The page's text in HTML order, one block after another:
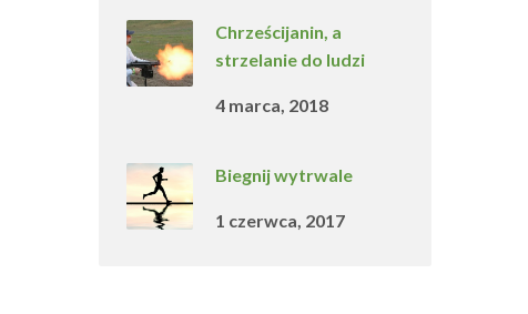
Chrześcijanin, a
strzelanie do ludzi
4 marca, 2018
Biegnij wytrwale
1 czerwca, 2017